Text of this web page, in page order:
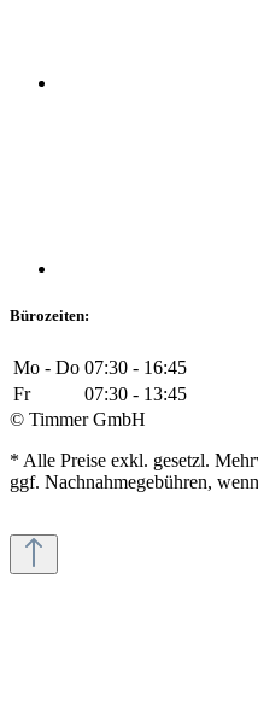
Bürozeiten:
Mo - Do 07:30 - 16:45
Fr
07:30 - 13:45
© Timmer GmbH
* Alle Preise exkl. gesetzl.
ggf. Nachnahmegebühren,